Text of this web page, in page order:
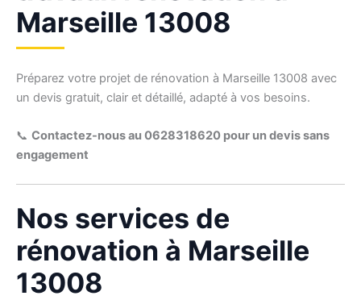
Marseille 13008
Préparez votre projet de rénovation à Marseille 13008 avec
un devis gratuit, clair et détaillé, adapté à vos besoins.
📞 Contactez-nous au 0628318620 pour un devis sans
engagement
Nos services de
rénovation à Marseille
13008